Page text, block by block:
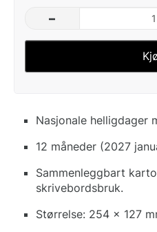
–
Nasjonale helligdager
12 måneder (2027
Sammenleggbart
skrivebordsbruk.
Størrelse: 254 x 127